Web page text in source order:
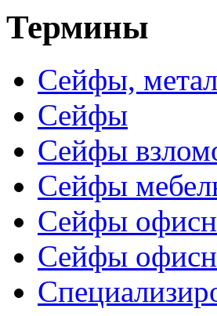
Термины
Сейфы,
Сейфы
Сейфы
Сейфы
Сейфы
Сейфы